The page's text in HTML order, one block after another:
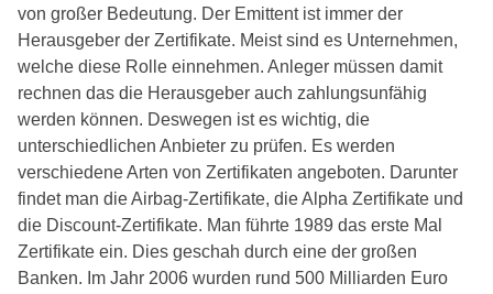
von großer Bedeutung. Der Emittent ist immer der
Herausgeber der Zertifikate. Meist sind es Unternehmen,
welche diese Rolle einnehmen. Anleger müssen damit
rechnen das die Herausgeber auch zahlungsunfähig
werden können. Deswegen ist es wichtig, die
unterschiedlichen Anbieter zu prüfen. Es werden
verschiedene Arten von Zertifikaten angeboten. Darunter
findet man die Airbag-Zertifikate, die Alpha Zertifikate und
die Discount-Zertifikate. Man führte 1989 das erste Mal
Zertifikate ein. Dies geschah durch eine der großen
Banken. Im Jahr 2006 wurden rund 500 Milliarden Euro